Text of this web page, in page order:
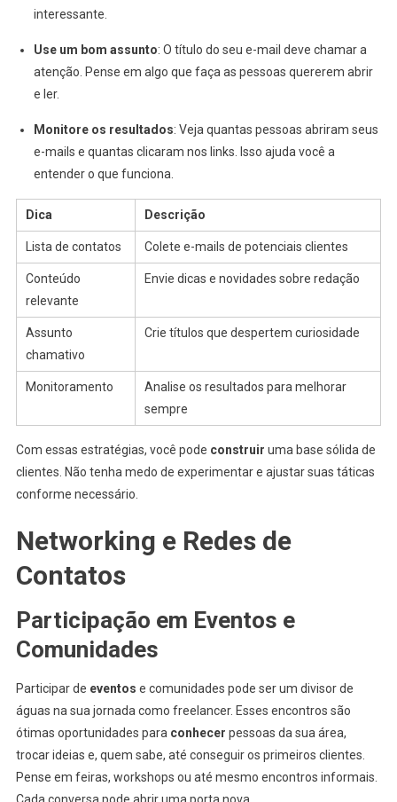
interessante.
Use um bom assunto: O título do seu e-mail deve chamar a
atenção. Pense em algo que faça as pessoas quererem abrir
e ler.
Monitore os resultados: Veja quantas pessoas abriram seus
e-mails e quantas clicaram nos links. Isso ajuda você a
entender o que funciona.
Dica Descrição
Lista de contatos Colete e-mails de potenciais clientes
Conteúdo
relevante
Envie dicas e novidades sobre redação
Assunto
chamativo
Crie títulos que despertem curiosidade
Monitoramento
Analise os resultados para melhorar
sempre
Com essas estratégias, você pode construir uma base sólida de
clientes. Não tenha medo de experimentar e ajustar suas táticas
conforme necessário.
Networking e Redes de
Contatos
Participação em Eventos e
Comunidades
Participar de eventos e comunidades pode ser um divisor de
águas na sua jornada como freelancer. Esses encontros são
ótimas oportunidades para conhecer pessoas da sua área,
trocar ideias e, quem sabe, até conseguir os primeiros clientes.
Pense em feiras, workshops ou até mesmo encontros informais.
Cada conversa pode abrir uma porta nova.